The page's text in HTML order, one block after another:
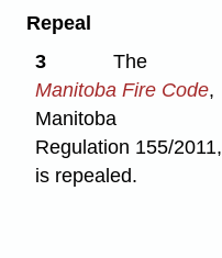
Repeal
3
The
Manitoba Fire Code,
Manitoba
Regulation 155/2011,
is repealed.